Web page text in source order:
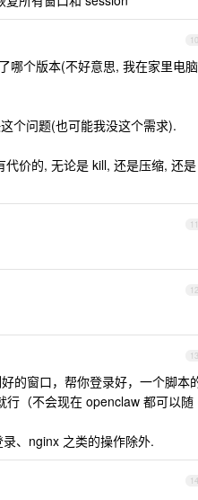
10
哪个版本(不好意思, 我在家里电脑
个问题(也可能我没这个需求).
价的, 无论是 kill, 还是压缩, 还是
11
12
13
的窗口，帮你登录好，一个脚本
行（不会现在 openclaw 都可以随
、nginx 之类的操作除外.
14